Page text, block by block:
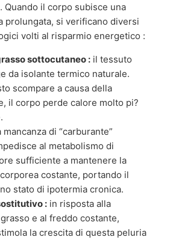
. Quando il corpo subisce una
prolungata, si verificano diversi
volti al risparmio energetico :
sottocutaneo : il tessuto
da isolante termico naturale.
scompare a causa della
il corpo perde calore molto pi?
mancanza di “carburante”
al metabolismo di
sufficiente a mantenere la
costante, portando il
stato di ipotermia cronica.
: in risposta alla
e al freddo costante,
la crescita di questa peluria